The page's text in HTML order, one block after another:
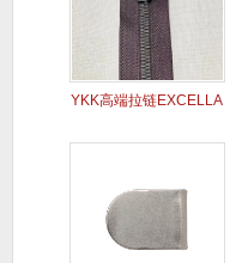
YKK高端拉链EXCELLA